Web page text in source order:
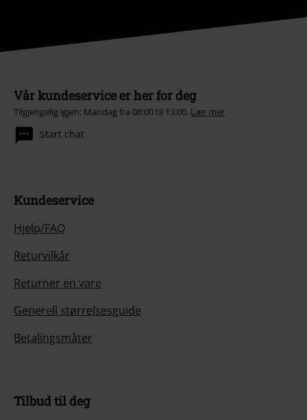
Vår kundeservice er her for deg
Tilgjengelig igjen: Mandag fra 08:00 til 13:00. Lær mer
Start chat
Kundeservice
Hjelp/FAQ
Returvilkår
Returner en vare
Generell størrelsesguide
Betalingsmåter
Tilbud til deg